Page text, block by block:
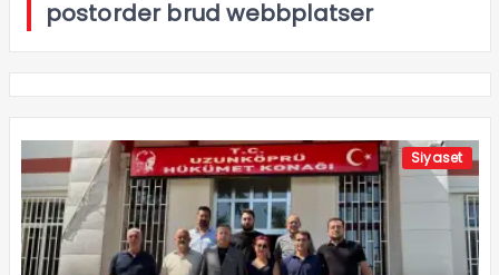
postorder brud webbplatser
Siyaset